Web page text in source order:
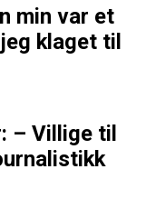
min var et
klaget til
– Villige til